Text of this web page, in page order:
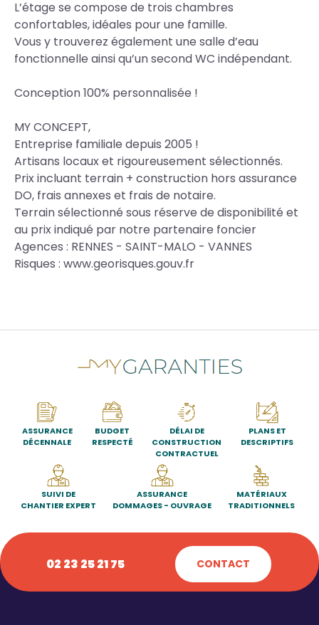
L’étage se compose de trois chambres
confortables, idéales pour une famille.
Vous y trouverez également une salle d’eau
fonctionnelle ainsi qu’un second WC indépendant.
Conception 100% personnalisée !
MY CONCEPT,
Entreprise familiale depuis 2005 !
Artisans locaux et rigoureusement sélectionnés.
Prix incluant terrain + construction hors assurance
DO, frais annexes et frais de notaire.
Terrain sélectionné sous réserve de disponibilité et
au prix indiqué par notre partenaire foncier
Agences : RENNES - SAINT-MALO - VANNES
Risques : www.georisques.gouv.fr
ASSURANCE
DÉCENNALE
BUDGET
RESPECTÉ
DÉLAI DE
CONSTRUCTION
CONTRACTUEL
PLANS ET
DESCRIPTIFS
SUIVI DE
CHANTIER EXPERT
ASSURANCE
DOMMAGES - OUVRAGE
MATÉRIAUX
TRADITIONNELS
02 23 25 21 75 CONTACT